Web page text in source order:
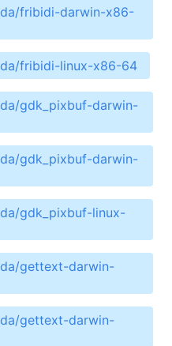
fribidi-darwin-x86-
fribidi-linux-x86-64
gdk_pixbuf-darwin-
gdk_pixbuf-darwin-
gdk_pixbuf-linux-
gettext-darwin-
gettext-darwin-